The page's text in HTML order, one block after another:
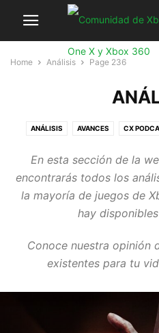
Home Análisis Page 236
ANÁLISIS AVANCES CX
VIDEOS
En esta sección de la
encontrarás todos los
la mayoría de juegos de
hay
Conoce nuestra opinión
existentes para tu